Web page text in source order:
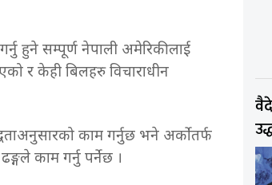
हुने सम्पूर्ण नेपाली अमेरिकीलाई
र केही बिलहरु विचाराधीन
काम गर्नुछ भने अर्कोतर्फ
काम गर्नु पर्नेछ ।